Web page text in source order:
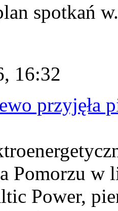
spotkań
16:32
przyjęła
Pomorzu w
Power,